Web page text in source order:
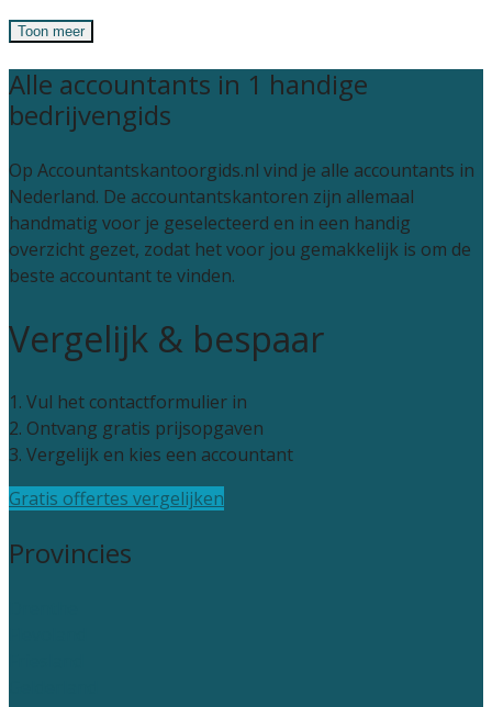
Toon meer
Alle accountants in 1 handige
bedrijvengids
Op Accountantskantoorgids.nl vind je alle accountants in
Nederland. De accountantskantoren zijn allemaal
handmatig voor je geselecteerd en in een handig
overzicht gezet, zodat het voor jou gemakkelijk is om de
beste accountant te vinden.
Vergelijk & bespaar
1. Vul het contactformulier in
2. Ontvang gratis prijsopgaven
3. Vergelijk en kies een accountant
Gratis offertes vergelijken
Provincies